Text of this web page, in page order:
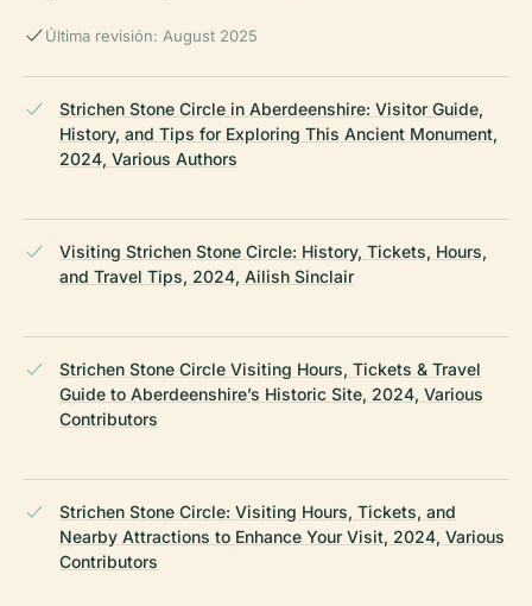
Última revisión: August 2025
Strichen Stone Circle in Aberdeenshire: Visitor Guide,
History, and Tips for Exploring This Ancient Monument,
2024, Various Authors
Visiting Strichen Stone Circle: History, Tickets, Hours,
and Travel Tips, 2024, Ailish Sinclair
Strichen Stone Circle Visiting Hours, Tickets & Travel
Guide to Aberdeenshire’s Historic Site, 2024, Various
Contributors
Strichen Stone Circle: Visiting Hours, Tickets, and
Nearby Attractions to Enhance Your Visit, 2024, Various
Contributors